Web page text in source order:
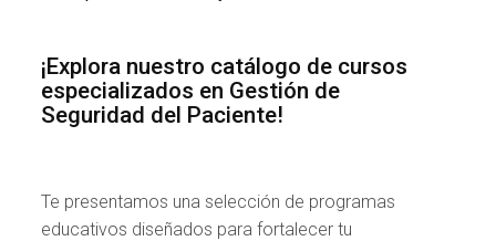
¡Explora nuestro catálogo de cursos
especializados en Gestión de
Seguridad del Paciente!
Te presentamos una selección de programas
educativos diseñados para fortalecer tu